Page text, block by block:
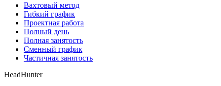
Вахтовый метод
Гибкий график
Проектная работа
Полный день
Полная занятость
Сменный график
Частичная занятость
HeadHunter